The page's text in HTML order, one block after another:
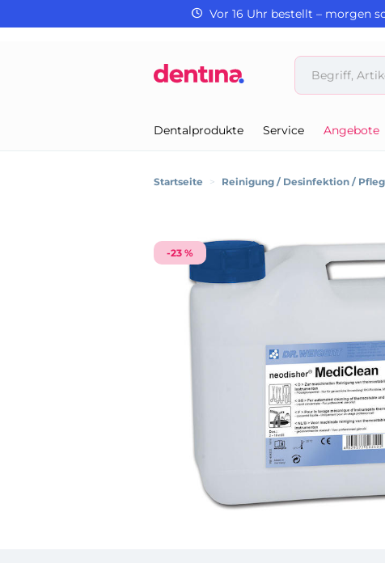
Vor 16 Uhr bestellt – morgen
Dentalprodukte Service Angebote
Startseite > Reinigung / Desinfektion /
-23 %